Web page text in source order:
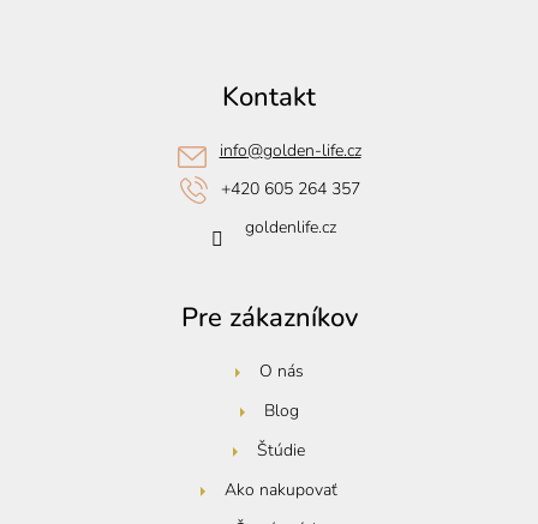
Pre zákazníkov
O nás
Blog
Štúdie
Ako nakupovať
Kontakt
info@golden-life.cz
+420 605 264 357
goldenlife.cz